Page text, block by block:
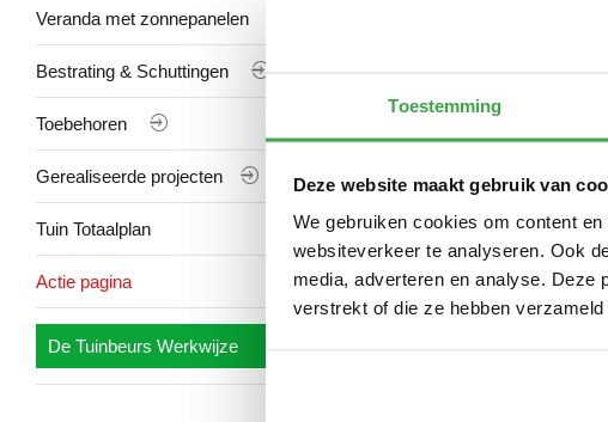
Toestemming
Deze website maakt gebruik van
We gebruiken cookies om content
websiteverkeer te analyseren. Ook
media, adverteren en analyse. Deze
verstrekt of die ze hebben
Veranda met zonnepanelen
Bestrating & Schuttingen
Toebehoren
Gerealiseerde projecten
Tuin Totaalplan
Actie pagina
De Tuinbeurs Werkwijze
getransporteerd, of
De site wordt
programmatuur
Heeft u vragen of
37, 7825 AK Emmen.